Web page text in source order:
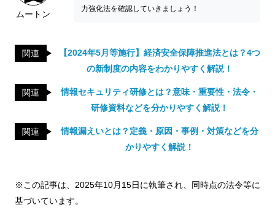
ムートン
力強化法を確認していきましょう！
関連
【2024年5月等施行】経済安全保障推進法とは？4つ
の新制度の内容をわかりやすく解説！
関連
情報セキュリティ研修とは？意味・重要性・法令・
研修資料などを分かりやすく解説！
関連
情報漏えいとは？定義・原因・事例・対策などを分
かりやすく解説！
※この記事は、2025年10月15日に執筆され、同時点の法令等に
基づいています。